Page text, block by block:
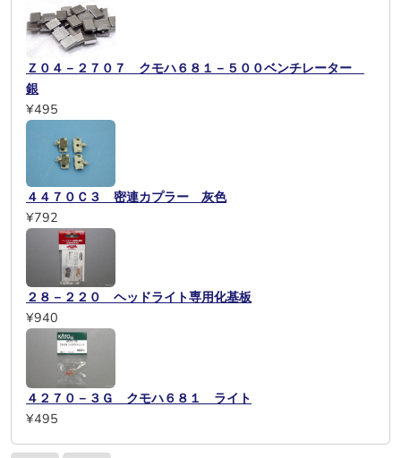
Ｚ０４－２７０７ クモハ６８１－５００ベンチレーター
銀
¥495
４４７０Ｃ３ 密連カプラー 灰色
¥792
２８－２２０ ヘッドライト専用化基板
¥940
４２７０－３Ｇ クモハ６８１ ライト
¥495